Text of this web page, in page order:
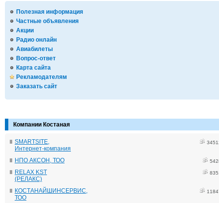
Полезная информация
Частные объявления
Акции
Радио онлайн
Авиабилеты
Вопрос-ответ
Карта сайта
Рекламодателям
Заказать сайт
Компании Костаная
SMARTSITE,
Интернет-компания
НПО АКСОН, ТОО
RELAX KST
(РЕЛАКС)
КОСТАНАЙШИНСЕРВИС,
ТОО